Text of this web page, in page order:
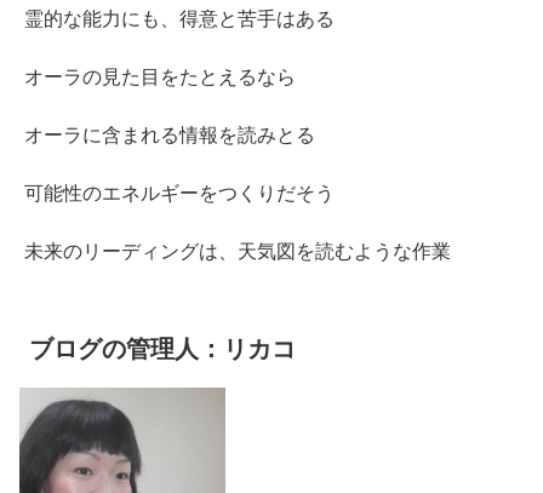
霊的な能力にも、得意と苦手はある
オーラの見た目をたとえるなら
オーラに含まれる情報を読みとる
可能性のエネルギーをつくりだそう
未来のリーディングは、天気図を読むような作業
ブログの管理人：リカコ